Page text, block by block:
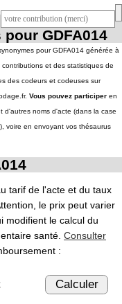
GDFA014
pour GDFA014 générée à
contributions et des statistiques de
des codeurs et codeuses sur
Vous pouvez participer en
d'autres noms d'acte (dans la case
voire en envoyant vos thésaurus
tarif de l'acte et du taux
le prix peut varier
modifient le calcul du
santé. Consulter
:
Calculer